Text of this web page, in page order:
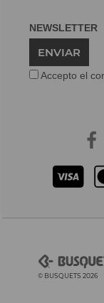
NEWSLETTER
ENVIAR
Accepto el
© BUSQUETS 2026